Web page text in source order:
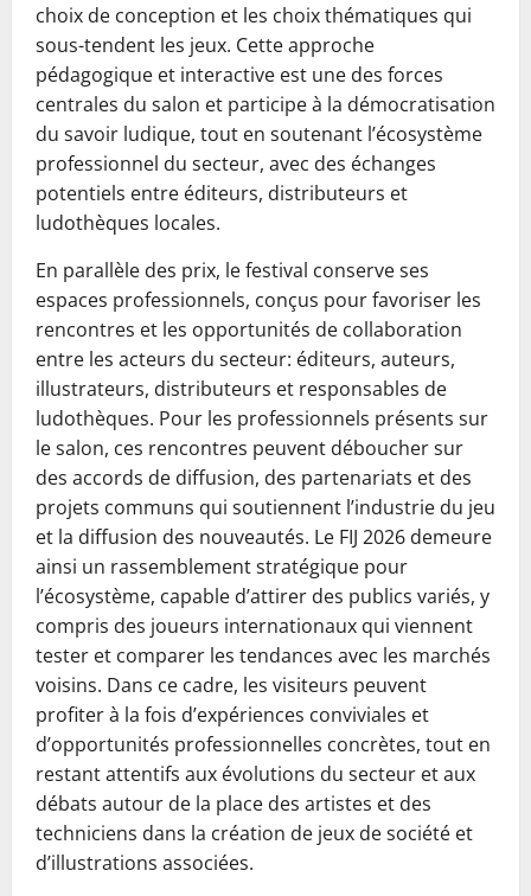
choix de conception et les choix thématiques qui
sous-tendent les jeux. Cette approche
pédagogique et interactive est une des forces
centrales du salon et participe à la démocratisation
du savoir ludique, tout en soutenant l’écosystème
professionnel du secteur, avec des échanges
potentiels entre éditeurs, distributeurs et
ludothèques locales.
En parallèle des prix, le festival conserve ses
espaces professionnels, conçus pour favoriser les
rencontres et les opportunités de collaboration
entre les acteurs du secteur: éditeurs, auteurs,
illustrateurs, distributeurs et responsables de
ludothèques. Pour les professionnels présents sur
le salon, ces rencontres peuvent déboucher sur
des accords de diffusion, des partenariats et des
projets communs qui soutiennent l’industrie du jeu
et la diffusion des nouveautés. Le FIJ 2026 demeure
ainsi un rassemblement stratégique pour
l’écosystème, capable d’attirer des publics variés, y
compris des joueurs internationaux qui viennent
tester et comparer les tendances avec les marchés
voisins. Dans ce cadre, les visiteurs peuvent
profiter à la fois d’expériences conviviales et
d’opportunités professionnelles concrètes, tout en
restant attentifs aux évolutions du secteur et aux
débats autour de la place des artistes et des
techniciens dans la création de jeux de société et
d’illustrations associées.